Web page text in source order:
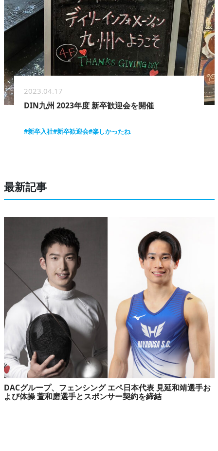
2023.04.17
DIN九州 2023年度 新卒歓迎会を開催
#新卒入社#新卒歓迎会#楽しかったね
最新記事
DACグループ、フェンシング エペ日本代表 見延和靖選手お
よび体操 萱和磨選手とスポンサー契約を締結